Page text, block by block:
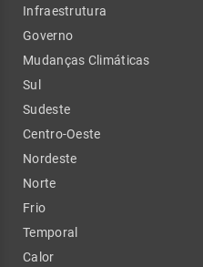
Infraestrutura
Governo
Mudanças Climáticas
Sul
Sudeste
Centro-Oeste
Nordeste
Norte
Frio
Temporal
Calor